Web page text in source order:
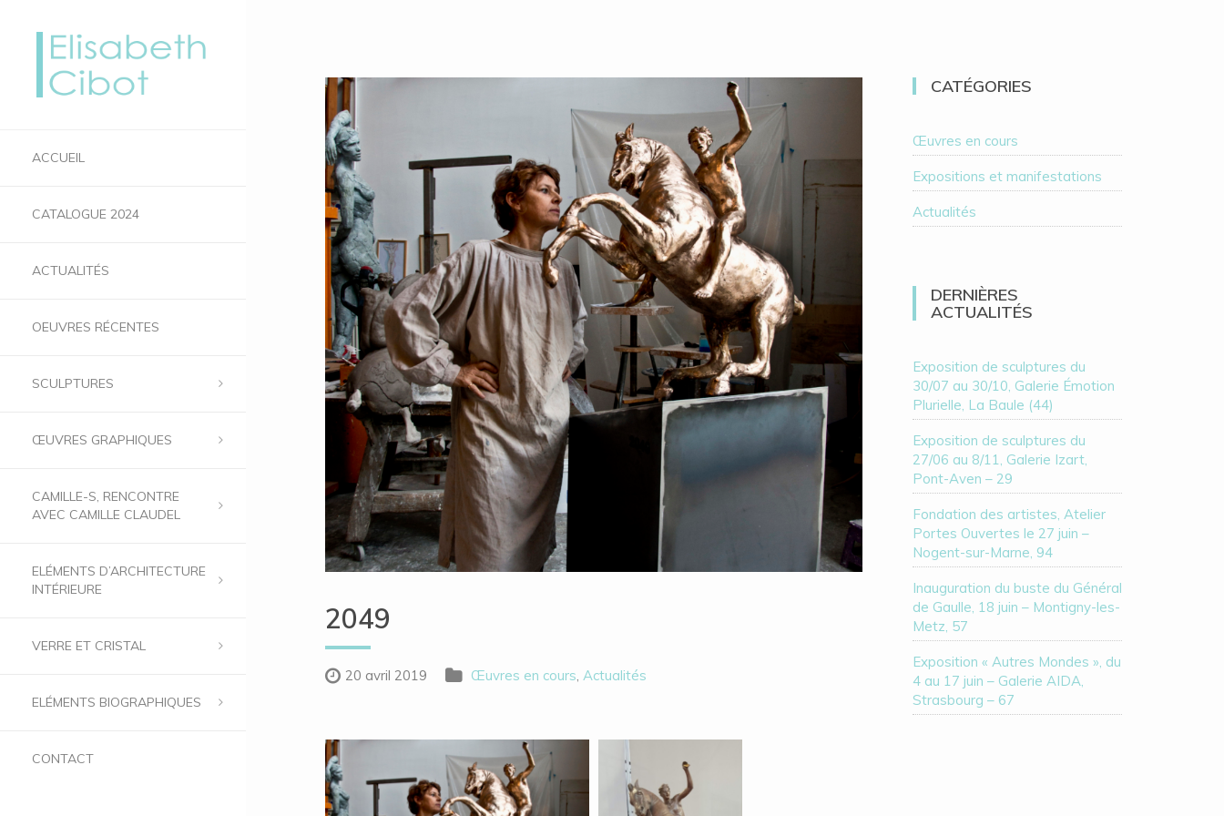
ACCUEIL
CATALOGUE 2024
ACTUALITÉS
OEUVRES RÉCENTES
SCULPTURES
ŒUVRES GRAPHIQUES
CAMILLE-S, RENCONTRE
AVEC CAMILLE CLAUDEL
ELÉMENTS D’ARCHITECTURE
INTÉRIEURE
VERRE ET CRISTAL
ELÉMENTS BIOGRAPHIQUES
CONTACT
2049
20 avril 2019 Œuvres en cours Actualités
CATÉGORIES
Œuvres en cours
Expositions et manifestations
Actualités
DERNIÈRES
ACTUALITÉS
Exposition de sculptures du
30/07 au 30/10, Galerie Émotion
Plurielle, La Baule (44)
Exposition de sculptures du
27/06 au 8/11, Galerie Izart,
Pont-Aven – 29
Fondation des artistes, Atelier
Portes Ouvertes le 27 juin –
Nogent-sur-Marne, 94
Inauguration du buste du Général
de Gaulle, 18 juin – Montigny-les-
Metz, 57
Exposition « Autres Mondes », du
4 au 17 juin – Galerie AIDA,
Strasbourg – 67